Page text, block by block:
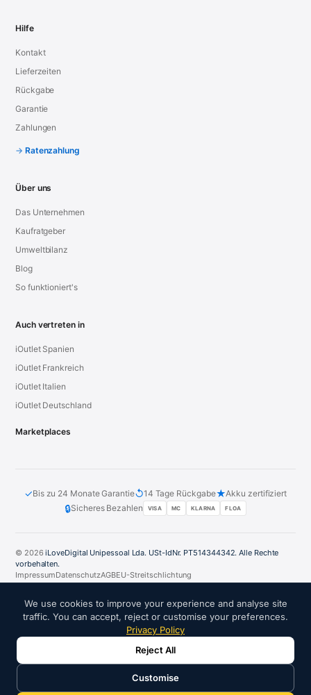
Hilfe
Kontakt
Lieferzeiten
Rückgabe
Garantie
Zahlungen
Ratenzahlung
Über uns
Das Unternehmen
Kaufratgeber
Umweltbilanz
Blog
So funktioniert's
Auch vertreten in
iOutlet Spanien
iOutlet Frankreich
iOutlet Italien
iOutlet Deutschland
Marketplaces
✓Bis zu 24 Monate Garantie↺14 Tage Rückgabe★Akku zertifiziert
🔒Sicheres Bezahlen VISA MC KLARNA FLOA
© 2026iLoveDigital Unipessoal Lda. USt-IdNr. PT514344342. Alle Rechte
vorbehalten.
ImpressumDatenschutzAGBEU-Streitschlichtung
We use cookies to improve your experience and analyse site
traffic. You can accept, reject or customise your preferences.
Privacy Policy
Reject All
Customise
VERTRAUENSPARTNER: